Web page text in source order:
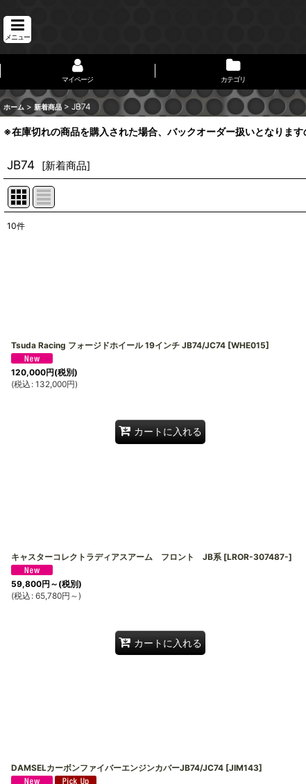
メニュー
マイページ カテゴリ
ホーム > 新着商品 > JB74
※在庫切れの商品を購入された場合、バックオーダー扱いとなります
JB74 [新着商品]
10件
Tsuda Racing フォージドホイール 19インチ JB74/JC74 [WHE015]
120,000円(税別)
(税込 : 132,000円)
カートに入れる
キャスターコレクトラディアスアーム フロント JB系 [LROR-307487-]
59,800円 ～ (税別)
(税込 : 65,780円 ～)
カートに入れる
DAMSELカーボンファイバーエンジンカバーJB74/JC74 [JIM143]